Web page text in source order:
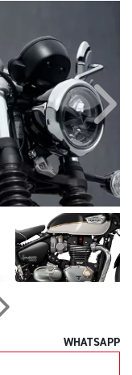
Próximo
WHATSAPP